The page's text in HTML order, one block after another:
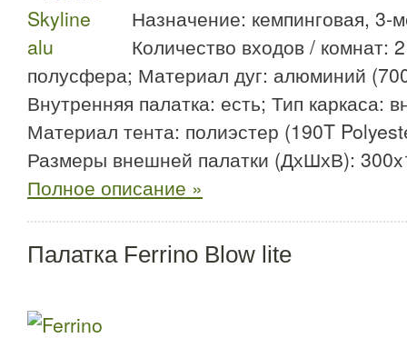
Назначение: кемпинговая, 3-
Количество входов / комнат:
полусфера; Материал дуг: алюминий
Внутренняя палатка: есть; Тип каркаса:
Материал тента: полиэстер (190T
Размеры внешней палатки (ДхШхВ):
Полное описание »
Палатка Ferrino Blow lite